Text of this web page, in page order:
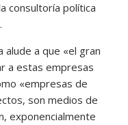
consultoría política
a que «el gran
a estas empresas
«empresas de
son medios de
exponencialmente